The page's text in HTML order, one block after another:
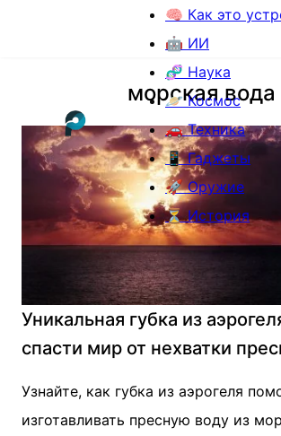
🧠 Как это
🤖 ИИ
🧬 Наука
🪐 Космос
🚗 Техника
📱 Гаджеты
🚀 Оружие
⏳ История
морская вода
Уникальная губка из
спасти мир от нехватки
Узнайте, как губка из аэрогеля
изготавливать пресную воду из